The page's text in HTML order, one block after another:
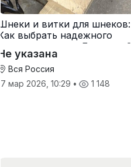
Шнеки и витки для шнеков:
Как выбрать надежного
производителя в Беларуси?
Не указана
Вся Россия
17 мар 2026, 10:29 • 1 148